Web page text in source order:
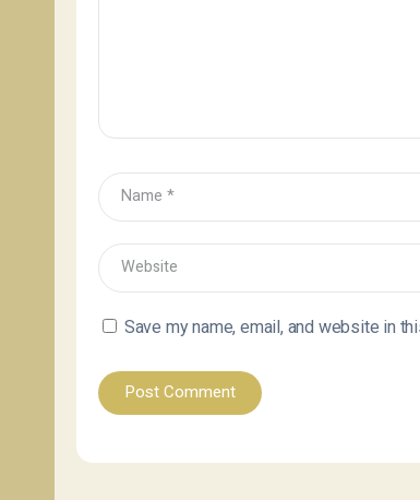
Save my name, email, and website in